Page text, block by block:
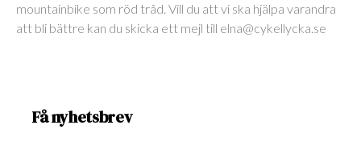
mountainbike som röd tråd. Vill du att vi ska hjälpa varandra
att bli bättre kan du skicka ett mejl till elna@cykellycka.se
Få nyhetsbrev